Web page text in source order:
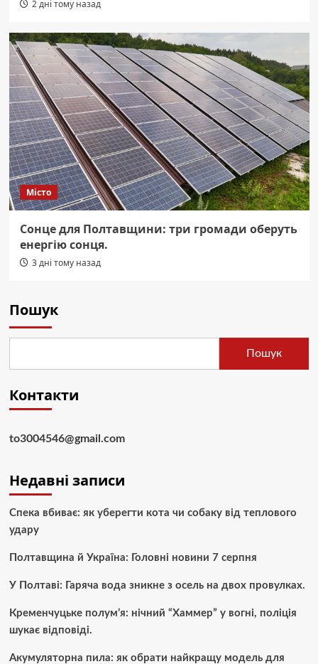
2 дні тому назад
Місто
Сонце для Полтавщини: три громади оберуть
енергію сонця.
3 дні тому назад
Пошук
Пошук
Контакти
to3004546@gmail.com
Недавні записи
Спека вбиває: як уберегти кота чи собаку від теплового
удару
Полтавщина й Україна: Головні новини 7 серпня
У Полтаві: Гаряча вода зникне з осель на двох провулках.
Кременчуцьке полум’я: нічний “Хаммер” у вогні, поліція
шукає відповіді.
Акумуляторна пила: як обрати найкращу модель для